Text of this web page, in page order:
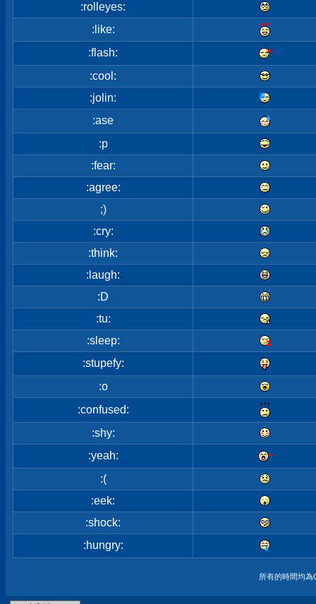
:rolleyes:
:like:
:flash:
:cool:
:jolin:
:ase
:p
:fear:
:agree:
;)
:cry:
:think:
:laugh:
:D
:tu:
:sleep:
:stupefy:
:o
:confused:
:shy:
:yeah:
:(
:eek:
:shock:
:hungry:
所有的時間均為